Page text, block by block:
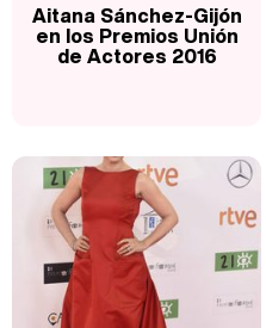
Aitana Sánchez-Gijón
en los Premios Unión
de Actores 2016